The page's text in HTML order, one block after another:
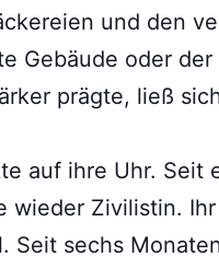
und den
Gebäude oder
prägte, ließ
auf ihre Uhr. Seit
wieder Zivilistin.
Seit sechs